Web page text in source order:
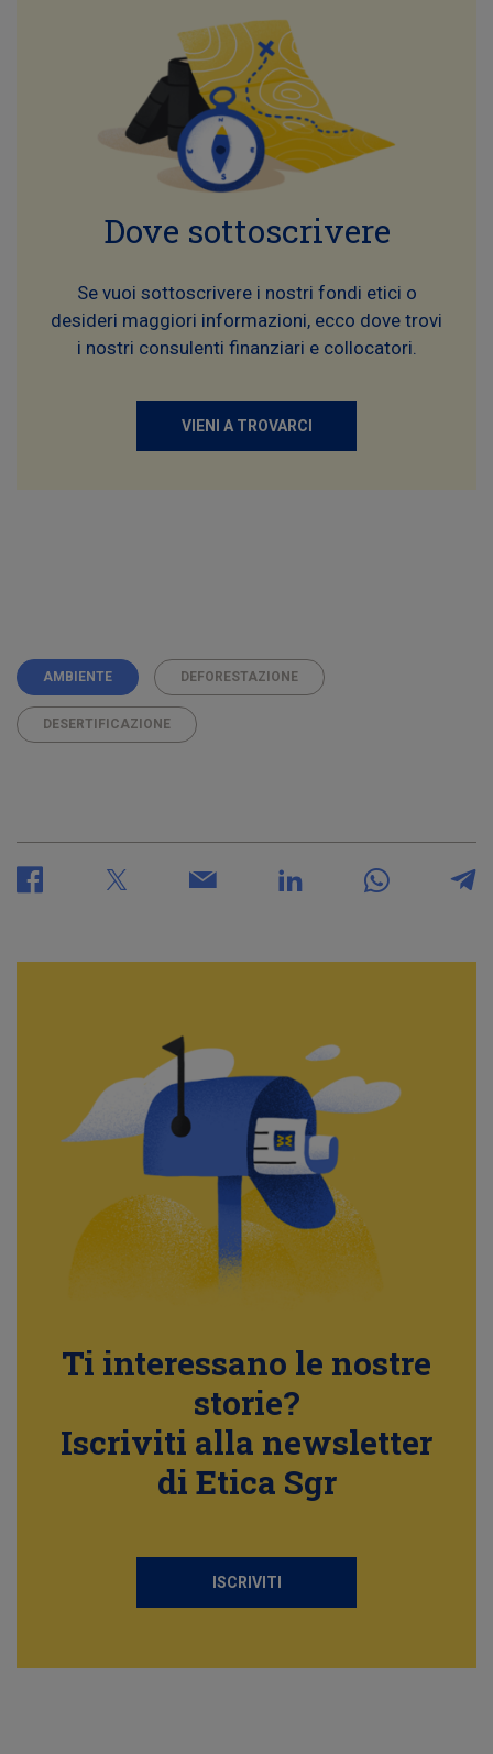
Dove sottoscrivere
Se vuoi sottoscrivere i nostri fondi etici o
desideri maggiori informazioni, ecco dove trovi
i nostri consulenti finanziari e collocatori.
VIENI A TROVARCI
AMBIENTE DEFORESTAZIONE
DESERTIFICAZIONE
Ti interessano le nostre
storie?
Iscriviti alla newsletter
di Etica Sgr
ISCRIVITI